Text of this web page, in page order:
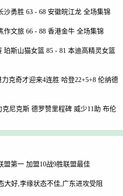
沙勇胜 63 - 68 安徽皖江龙 全场集锦
作文旅 66 - 88 香港金牛 全场集锦
珀斯山猫女篮 85 - 81 本迪高精灵女篮
克奇才迎来4连胜 哈登22+5+8 伦纳德
克尼克斯 德罗赞里程碑 威少11助 布伦
盟第一 加盟10战9胜联盟最佳
大好,李缘状态不佳,广东进攻受阻